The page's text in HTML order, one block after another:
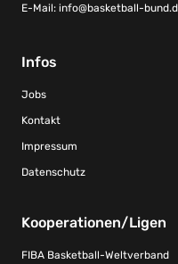
E-Mail: info@basketball-
Infos
Jobs
Kontakt
Impressum
Datenschutz
Kooperationen/Ligen
FIBA Basketball-Weltverband